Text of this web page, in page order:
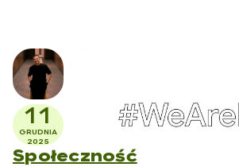
11
GRUDNIA
2025
Społeczność